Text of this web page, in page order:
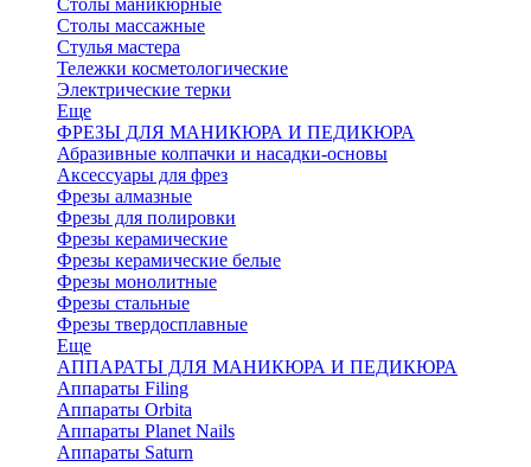
Столы маникюрные
Столы массажные
Стулья мастера
Тележки косметологические
Электрические терки
Еще
ФРЕЗЫ ДЛЯ МАНИКЮРА И ПЕДИКЮРА
Абразивные колпачки и насадки-основы
Аксессуары для фрез
Фрезы алмазные
Фрезы для полировки
Фрезы керамические
Фрезы керамические белые
Фрезы монолитные
Фрезы стальные
Фрезы твердосплавные
Еще
АППАРАТЫ ДЛЯ МАНИКЮРА И ПЕДИКЮРА
Аппараты Filing
Аппараты Orbita
Аппараты Planet Nails
Аппараты Saturn